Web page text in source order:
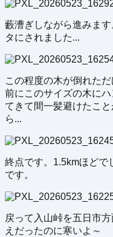
藪漕ぎしながら進みま
タにされました...
この程度の木が倒れた
前にこのサイズの木に
てきて間一髪避けたこ
ら...
終点です。1.5kmほどで
です。
戻って入山峠を五日市
えだったのに寒いよ～